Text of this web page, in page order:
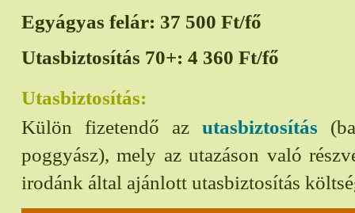
Egyágyas felár: 37 500 Ft/fő
Utasbiztosítás 70+: 4 360 Ft/fő
Utasbiztosítás:
Külön fizetendő az utasbiztosítás
poggyász), mely az utazáson való
irodánk által ajánlott utasbiztosítás